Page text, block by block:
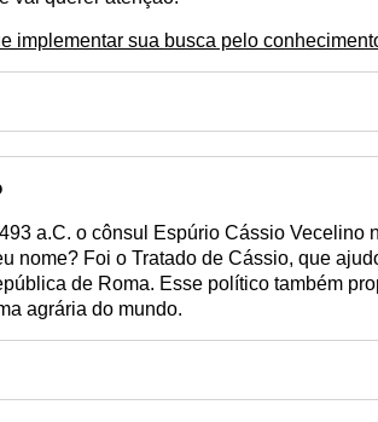
implementar sua busca pelo
a.C. o cônsul Espúrio Cássio Vecelino
nome? Foi o Tratado de Cássio, que
de Roma. Esse político também
agrária do mundo.